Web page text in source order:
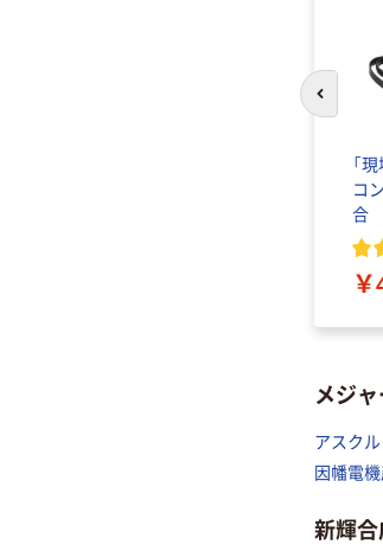
「
コ
合
￥
前のス
メジ
アスクル
因幡電
新輝